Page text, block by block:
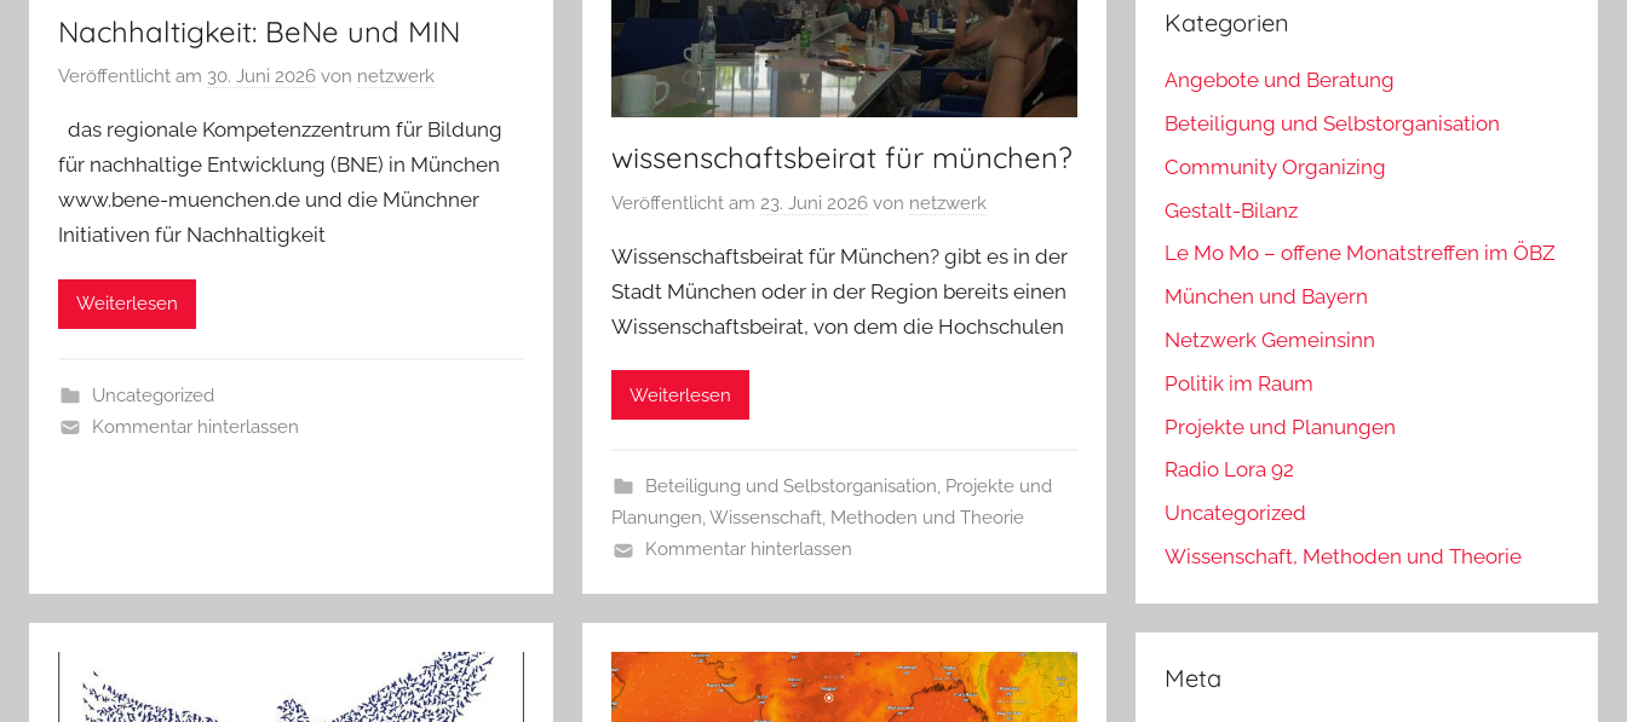
Nachhaltigkeit: BeNe und MIN
Veröffentlicht am 30. Juni 2026 von netzwerk
das regionale Kompetenzzentrum für Bildung
für nachhaltige Entwicklung (BNE) in München
www.bene-muenchen.de und die Münchner
Initiativen für Nachhaltigkeit
Weiterlesen
Uncategorized
Kommentar hinterlassen
wissenschaftsbeirat für münchen?
Veröffentlicht am23. Juni 2026 von netzwerk
Wissenschaftsbeirat für München? gibt es in der
Stadt München oder in der Region bereits einen
Wissenschaftsbeirat, von dem die Hochschulen
Weiterlesen
Beteiligung und Selbstorganisation, Projekte und
Planungen,Wissenschaft, Methoden und Theorie
Kommentar hinterlassen
Kategorien
Angebote und Beratung
Beteiligung und Selbstorganisation
Community Organizing
Gestalt-Bilanz
Le Mo Mo – offene Monatstreffen im ÖBZ
München und Bayern
Netzwerk Gemeinsinn
Politik im Raum
Projekte und Planungen
Radio Lora 92
Uncategorized
Wissenschaft, Methoden und Theorie
Meta